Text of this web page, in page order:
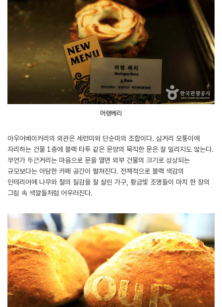
머랭베리
아우어베이커리의 외관은 세련미와 단순미의 조합이다. 삼거리 모퉁이에
자리하는 건물 1층에 블랙 타투 같은 문양의 묵직한 문은 잘 밀리지도 않는다.
무언가 두근거리는 마음으로 문을 열면 외부 건물의 크기로 상상되는
규모보다는 아담한 카페 공간이 펼쳐진다. 전체적으로 블랙 색감의
인테리어에 나무와 철의 질감을 잘 살린 가구, 황금빛 조명들이 마치 한 장의
그림 속 색깔들처럼 어우러진다.